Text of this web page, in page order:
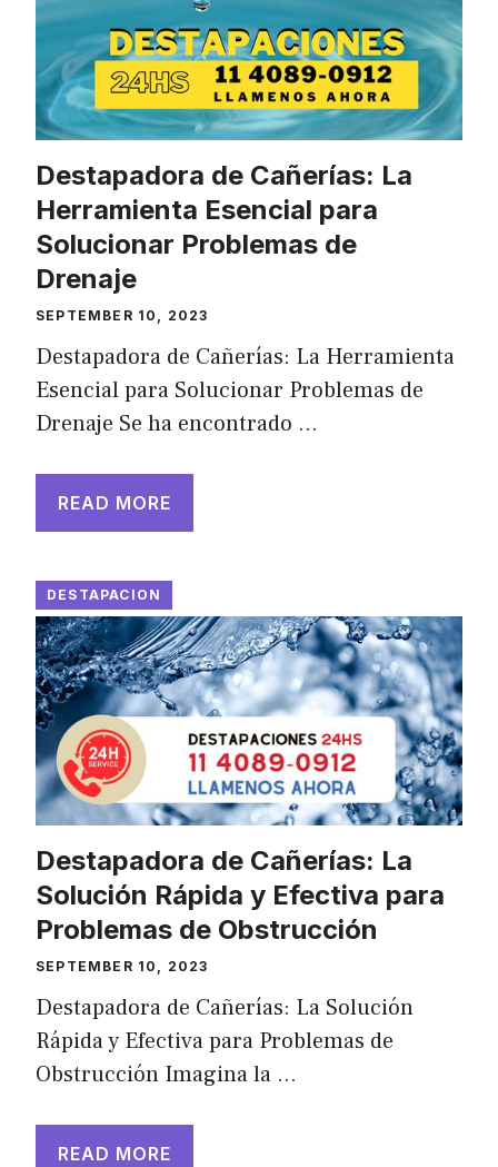
Destapadora de Cañerías: La
Herramienta Esencial para
Solucionar Problemas de
Drenaje
SEPTEMBER 10, 2023
Destapadora de Cañerías: La Herramienta
Esencial para Solucionar Problemas de
Drenaje Se ha encontrado …
READ MORE
DESTAPACION
Destapadora de Cañerías: La
Solución Rápida y Efectiva para
Problemas de Obstrucción
SEPTEMBER 10, 2023
Destapadora de Cañerías: La Solución
Rápida y Efectiva para Problemas de
Obstrucción Imagina la …
READ MORE